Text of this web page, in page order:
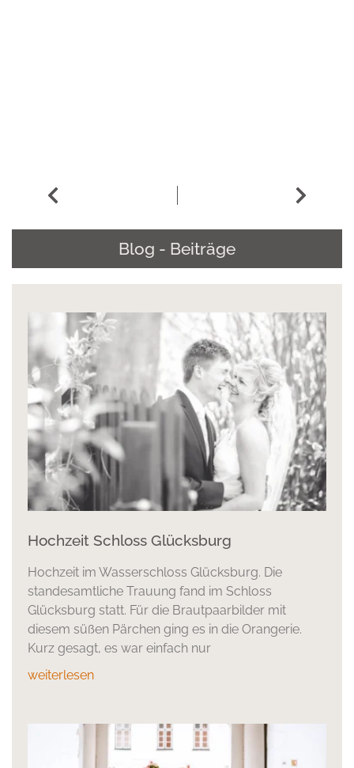
Blog - Beiträge
Hochzeit Schloss Glücksburg
Hochzeit im Wasserschloss Glücksburg. Die
standesamtliche Trauung fand im Schloss
Glücksburg statt. Für die Brautpaarbilder mit
diesem süßen Pärchen ging es in die Orangerie.
Kurz gesagt, es war einfach nur
weiterlesen